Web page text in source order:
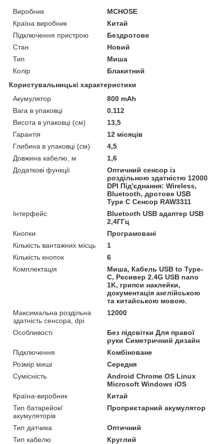
Виробник
MCHOSE
Країна виробник
Китай
Підключення пристрою
Бездротове
Стан
Новий
Тип
Миша
Колір
Блакитний
Користувальницькі характеристики
Акумулятор
800 mAh
Вага в упаковці
0.112
Висота в упаковці (см)
13,5
Гарантія
12 місяців
Глибина в упаковці (см)
4,5
Довжина кабелю, м
1,6
Додаткові функції
Оптичний сенсор із
роздільною здатністю 12000
DPI Під'єднання: Wireless,
Bluetooth, дротове USB
Type C Сенсор RAW3311
Інтерфейс
Bluetooth USB адаптер USB
2,4ГГц
Кнопки
Програмовані
Кількість вантажних місць
1
Кількість кнопок
6
Комплектація
Миша, Кабель USB to Type-
C, Ресивер 2.4G USB nano
1K, грипси наклейки,
документація англійською
та китайською мовою.
Максимальна роздільна
здатність сенсора, dpi
12000
Особливості
Без підсвітки Для правої
руки Симетричний дизайн
Підключення
Комбіноване
Розмір миші
Середня
Сумісність
Android Chrome OS Linux
Microsoft Windows iOS
Країна-виробник
Китай
Тип батарейок/
акумуляторів
Проприєтарний акумулятор
Тип датчика
Оптичний
Тип кабелю
Круглий